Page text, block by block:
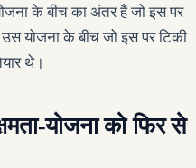
के बीच का अंतर है जो इस पर
योजना के बीच जो इस पर टिकी
थे।
योजना को फिर से